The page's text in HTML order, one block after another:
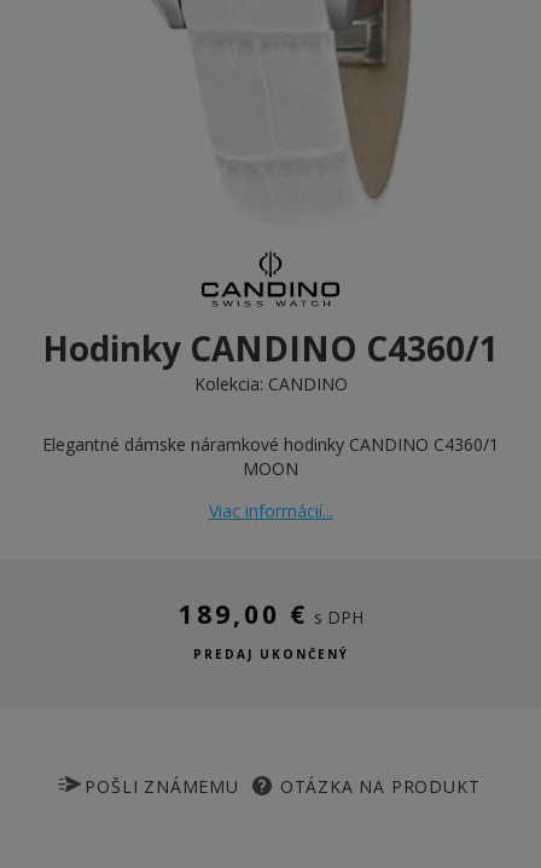
Hodinky CANDINO C4360/1
Kolekcia: CANDINO
Elegantné dámske náramkové hodinky CANDINO C4360/1
MOON
Viac informácií...
189,00 € s DPH
PREDAJ UKONČENÝ
POŠLI ZNÁMEMU OTÁZKA NA PRODUKT